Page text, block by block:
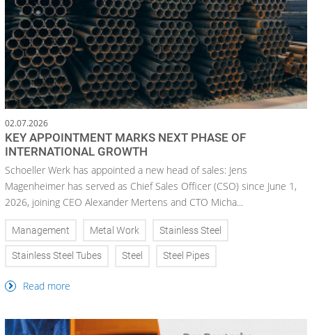
02.07.2026
KEY APPOINTMENT MARKS NEXT PHASE OF
INTERNATIONAL GROWTH
Schoeller Werk has appointed a new head of sales: Jens
Magenheimer has served as Chief Sales Officer (CSO) since June 1,
2026, joining CEO Alexander Mertens and CTO Micha...
Management Metal Work Stainless Steel
Stainless Steel Tubes Steel Steel Pipes
Read more